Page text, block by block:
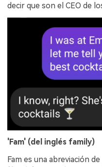
decir que son el CEO de
'Fam' (del inglés family)
Fam es una abreviación